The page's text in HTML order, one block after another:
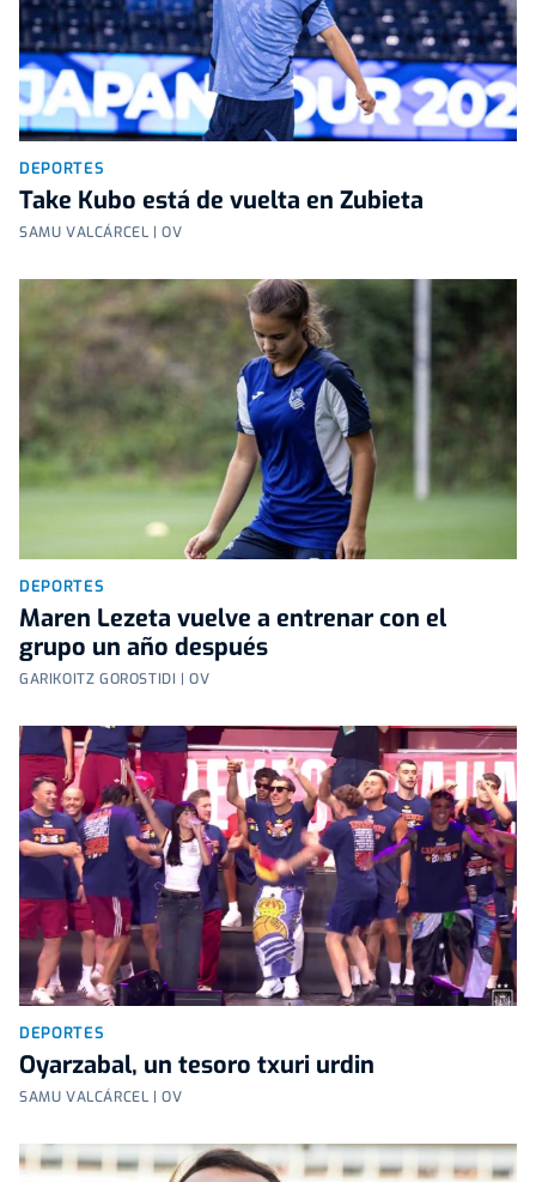
DEPORTES
Take Kubo está de vuelta en Zubieta
SAMU VALCÁRCEL | OV
DEPORTES
Maren Lezeta vuelve a entrenar con el
grupo un año después
GARIKOITZ GOROSTIDI | OV
DEPORTES
Oyarzabal, un tesoro txuri urdin
SAMU VALCÁRCEL | OV